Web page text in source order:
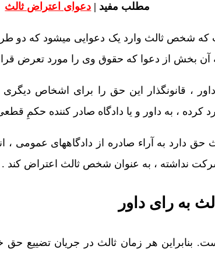
مطلب مفید | دعوای اعتراض ثالث
شخص ثالث وارد یک دعوایی میشود که دو
آن بخش از دعوا که حقوق وی را مورد تعرض
، قانونگذار این حق را برای اشخاص
کرده ، به داور و یا دادگاه صادر کننده‌ حکمِ
دارد به آراء صادره از دادگاههای عمومی ،
شرکت نداشته ، به عنوان شخص ثالث اعتراض کند .
به رای داور
بنابراین هر زمان ثالث در جریان تضییع